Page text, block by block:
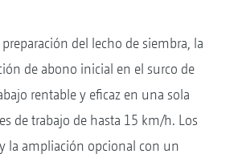
del lecho de siembra, la
de abono inicial en el surco de
rentable y eficaz en una sola
de trabajo de hasta 15 km/h. Los
la ampliación opcional con un